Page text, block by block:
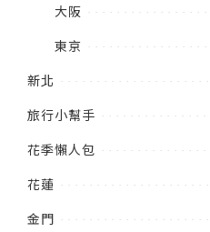
大阪
東京
新北
旅行小幫手
花季懶人包
花蓮
金門